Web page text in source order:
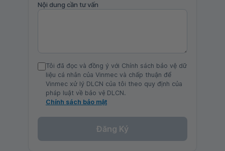
Nội dung cần tư vấn
Tôi đã đọc và đồng ý với Chính sách bảo vệ dữ
liệu cá nhân của Vinmec và chấp thuận để
Vinmec xử lý DLCN của tôi theo quy định của
pháp luật về bảo vệ DLCN.
Chính sách bảo mật
Đăng Ký